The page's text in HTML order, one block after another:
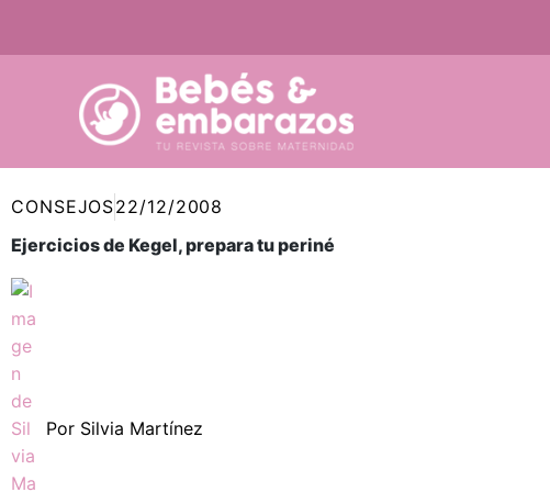
CONSEJOS22/12/2008
Ejercicios de Kegel, prepara tu periné
Por Silvia Martínez